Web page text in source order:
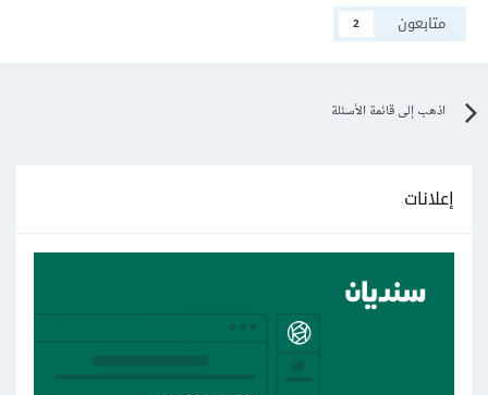
متابعون
2
اذهب إلى قائمة الأسئلة
إعلانات